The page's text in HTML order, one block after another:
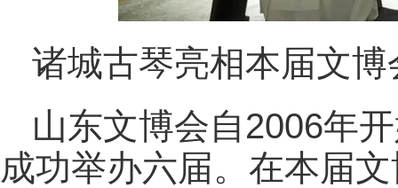
诸城古琴亮相本届文博
山东文博会自2006年
成功举办六届。在本届